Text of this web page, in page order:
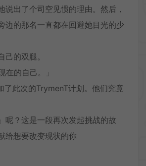
说出了个司空见惯的理由。然后，
边的那名一直都在回避她目光的少
己的双腿。
在的自己。」
了此次的TrymenT计划。他们究竟
呢？这是一段再次发起挑战的故
给想要改变现状的你